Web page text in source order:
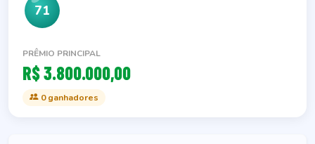
71
PRÊMIO PRINCIPAL
R$ 3.800.000,00
0 ganhadores